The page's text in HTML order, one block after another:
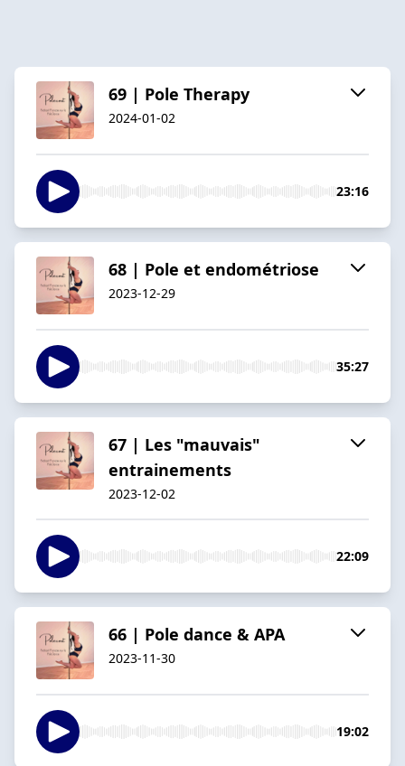
69 | Pole Therapy
2024-01-02
23:16
68 | Pole et endométriose
2023-12-29
35:27
67 | Les "mauvais"
entrainements
2023-12-02
22:09
66 | Pole dance & APA
2023-11-30
19:02